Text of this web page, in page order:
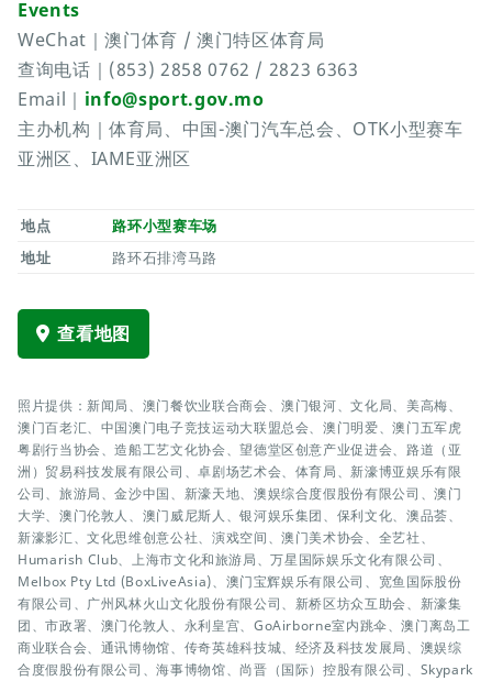
Events
WeChat｜澳门体育 / 澳门特区体育局
查询电话｜(853) 2858 0762 / 2823 6363
Email｜ info@sport.gov.mo
主办机构｜体育局、中国-澳门汽车总会、OTK小型赛车
亚洲区、IAME亚洲区
地点
路环小型赛车场
地址
路环石排湾马路
查看地图
照片提供：新闻局、澳门餐饮业联合商会、澳门银河、文化局、美高梅、
澳门百老汇、中国澳门电子竞技运动大联盟总会、澳门明爱、澳门五军虎
粤剧行当协会、造船工艺文化协会、望德堂区创意产业促进会、路道（亚
洲）贸易科技发展有限公司、卓剧场艺术会、体育局、新濠博亚娱乐有限
公司、旅游局、金沙中国、新濠天地、澳娱综合度假股份有限公司、澳门
大学、澳门伦敦人、澳门威尼斯人、银河娱乐集团、保利文化、澳品荟、
新濠影汇、文化思维创意公社、演戏空间、澳门美术协会、全艺社、
Humarish Club、上海市文化和旅游局、万星国际娱乐文化有限公司、
Melbox Pty Ltd (BoxLiveAsia)、澳门宝辉娱乐有限公司、宽鱼国际股份
有限公司、广州风林火山文化股份有限公司、新桥区坊众互助会、新濠集
团、市政署、澳门伦敦人、永利皇宫、GoAirborne室内跳伞、澳门离岛工
商业联合会、通讯博物馆、传奇英雄科技城、经济及科技发展局、澳娱综
合度假股份有限公司、海事博物馆、尚晋（国际）控股有限公司、Skypark